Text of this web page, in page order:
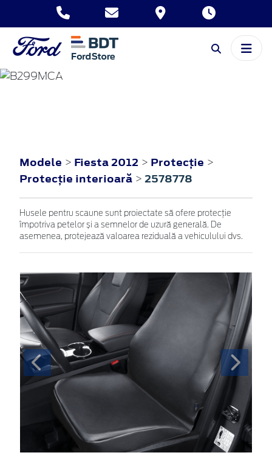
FIESTA
Modele > Fiesta 2012 > Protecţie >
Protecţie interioară > 2578778
Husele pentru scaune sunt proiectate să ofere protecție
împotriva petelor și a semnelor de uzură generală. De
asemenea, protejează valoarea reziduală a vehiculului dvs.